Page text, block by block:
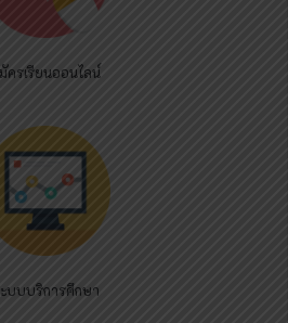
ครเรียนออนไลน์
บบบริการศึกษา